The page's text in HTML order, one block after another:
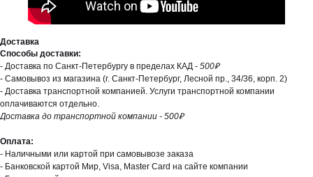
Доставка
Способы доставки:
- Доставка по Санкт-Петербургу в пределах КАД - 500₽
- Самовывоз из магазина (г. Санкт-Петербург, Лесной пр., 34/36, корп. 2)
- Доставка транспортной компанией. Услуги транспортной компании
оплачиваются отдельно.
Доставка до транспортной компании - 500₽
Оплата:
- Наличными или картой при самовывозе заказа
- Банковской картой Мир, Visa, Master Card на сайте компании